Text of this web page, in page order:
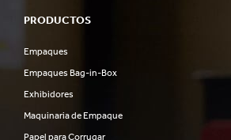
PRODUCTOS
Empaques
Empaques Bag-in-Box
Exhibidores
Maquinaria de Empaque
Papel para Corrugar